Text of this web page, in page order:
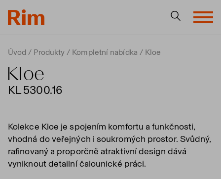
Úvod Produkty Kompletní nabídka Kloe
Kloe
KL 5300.16
Kolekce Kloe je spojením komfortu a funkčnosti,
vhodná do veřejných i soukromých prostor. Svůdný,
rafinovaný a proporčně atraktivní design dává
vyniknout detailní čalounické práci.